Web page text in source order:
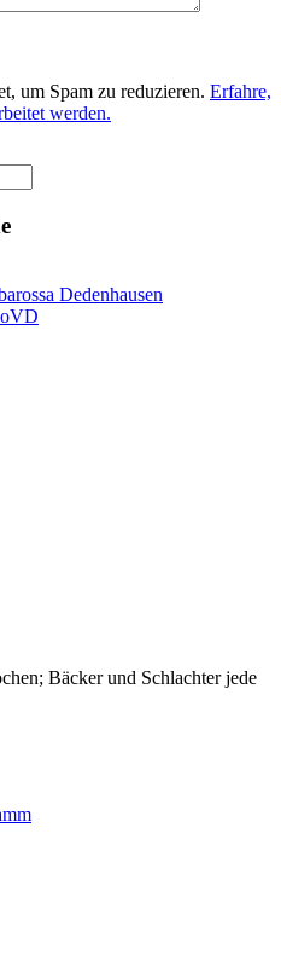
um Spam zu reduzieren. Erfahre,
werden.
Bäcker und Schlachter jede